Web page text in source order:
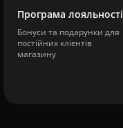
Програма лояльності
Бонуси та подарунки для
постійних клієнтів
магазину